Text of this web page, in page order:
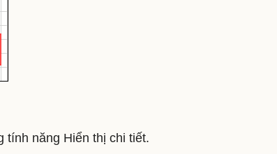
tính năng Hiển thị chi tiết.